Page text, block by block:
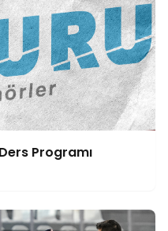
Programı